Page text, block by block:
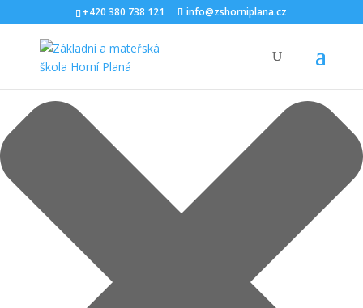
Spravovat Souhlas s cookies
+420 380 738 121 info@zshorniplana.cz